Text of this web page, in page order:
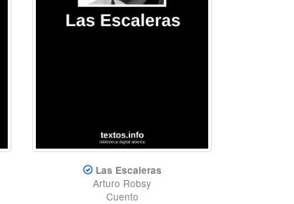
Las Escaleras
Arturo Robsy
Cuento